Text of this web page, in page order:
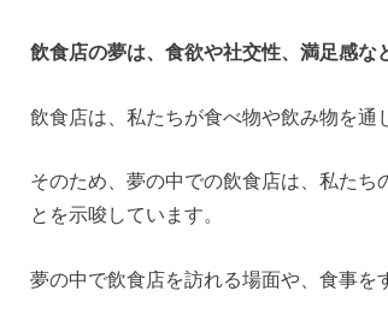
飲食店の夢は、食欲や社交性、満足感な
飲食店は、私たちが食べ物や飲み物を通
そのため、夢の中での飲食店は、私たち
とを示唆しています。
夢の中で飲食店を訪れる場面や、食事を